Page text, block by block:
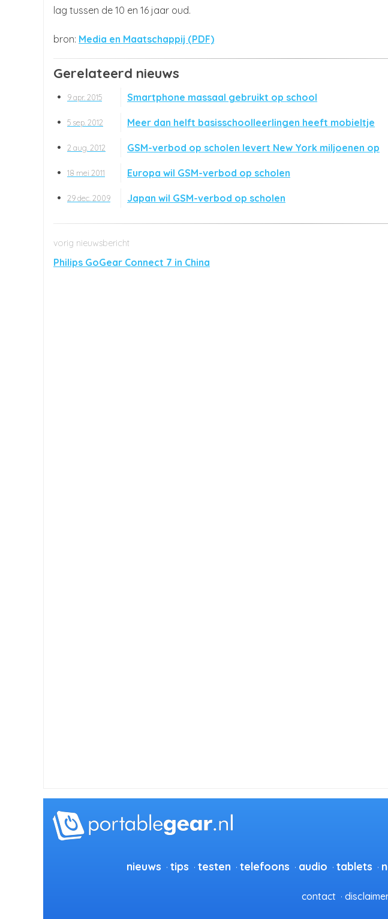
lag tussen de 10 en 16 jaar oud.
Media en Maatschappij (PDF)
Gerelateerd nieuws
9 apr. 2015 Smartphone massaal gebruikt op school
5 sep. 2012 Meer dan helft basisschoolleerlingen heeft mobieltje
2 aug. 2012 GSM-verbod op scholen levert New York miljoenen op
18 mei 2011 Europa wil GSM-verbod op scholen
29 dec. 2009 Japan wil GSM-verbod op scholen
Philips GoGear Connect 7 in China
nieuws tips testen telefoons audio tablets
contact